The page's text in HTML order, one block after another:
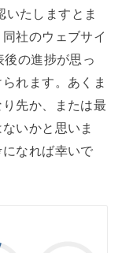
いたしますとま
社のウェブサイ
の進捗が思っ
れます。あくま
先か、または最
いかと思いま
なれば幸いで